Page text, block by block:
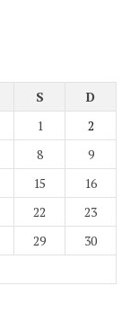
S
D
1
2
8
9
15
16
22
23
29
30